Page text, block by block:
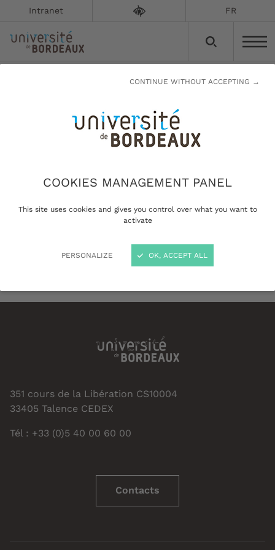
COOKIES MANAGEMENT PANEL
This site uses cookies and gives you control over what you want to
activate
PERSONALIZE
CONTINUE WITHOUT ACCEPTING →
OK, ACCEPT ALL
Intranet FR
scientifique AUTHENTICITÉ
Pas d'informations disponibles.
351 cours de la Libération CS10004
33405 Talence CEDEX
Tél : +33 (0)5 40 00 60 00
Contacts